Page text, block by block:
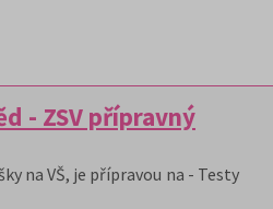
- ZSV přípravný
na VŠ, je přípravou na - Testy